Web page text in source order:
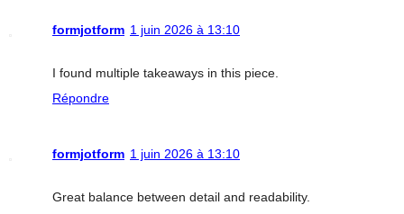
formjotform 1 juin 2026 à 13:10
I found multiple takeaways in this piece.
Répondre
formjotform 1 juin 2026 à 13:10
Great balance between detail and readability.